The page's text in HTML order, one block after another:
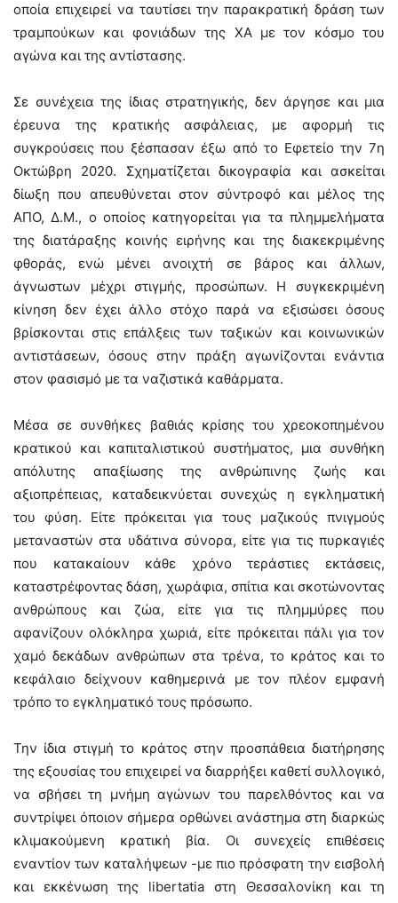
οποία επιχειρεί να ταυτίσει την παρακρατική δράση των
τραμπούκων και φονιάδων της ΧΑ με τον κόσμο του
αγώνα και της αντίστασης.
Σε συνέχεια της ίδιας στρατηγικής, δεν άργησε και μια
έρευνα της κρατικής ασφάλειας, με αφορμή τις
συγκρούσεις που ξέσπασαν έξω από το Εφετείο την 7η
Οκτώβρη 2020. Σχηματίζεται δικογραφία και ασκείται
δίωξη που απευθύνεται στον σύντροφό και μέλος της
ΑΠΟ, Δ.Μ., ο οποίος κατηγορείται για τα πλημμελήματα
της διατάραξης κοινής ειρήνης και της διακεκριμένης
φθοράς, ενώ μένει ανοιχτή σε βάρος και άλλων,
άγνωστων μέχρι στιγμής, προσώπων. Η συγκεκριμένη
κίνηση δεν έχει άλλο στόχο παρά να εξισώσει όσους
βρίσκονται στις επάλξεις των ταξικών και κοινωνικών
αντιστάσεων, όσους στην πράξη αγωνίζονται ενάντια
στον φασισμό με τα ναζιστικά καθάρματα.
Μέσα σε συνθήκες βαθιάς κρίσης του χρεοκοπημένου
κρατικού και καπιταλιστικού συστήματος, μια συνθήκη
απόλυτης απαξίωσης της ανθρώπινης ζωής και
αξιοπρέπειας, καταδεικνύεται συνεχώς η εγκληματική
του φύση. Είτε πρόκειται για τους μαζικούς πνιγμούς
μεταναστών στα υδάτινα σύνορα, είτε για τις πυρκαγιές
που κατακαίουν κάθε χρόνο τεράστιες εκτάσεις,
καταστρέφοντας δάση, χωράφια, σπίτια και σκοτώνοντας
ανθρώπους και ζώα, είτε για τις πλημμύρες που
αφανίζουν ολόκληρα χωριά, είτε πρόκειται πάλι για τον
χαμό δεκάδων ανθρώπων στα τρένα, το κράτος και το
κεφάλαιο δείχνουν καθημερινά με τον πλέον εμφανή
τρόπο το εγκληματικό τους πρόσωπο.
Την ίδια στιγμή το κράτος στην προσπάθεια διατήρησης
της εξουσίας του επιχειρεί να διαρρήξει καθετί συλλογικό,
να σβήσει τη μνήμη αγώνων του παρελθόντος και να
συντρίψει όποιον σήμερα ορθώνει ανάστημα στη διαρκώς
κλιμακούμενη κρατική βία. Οι συνεχείς επιθέσεις
εναντίον των καταλήψεων -με πιο πρόσφατη την εισβολή
και εκκένωση της libertatia στη Θεσσαλονίκη και τη